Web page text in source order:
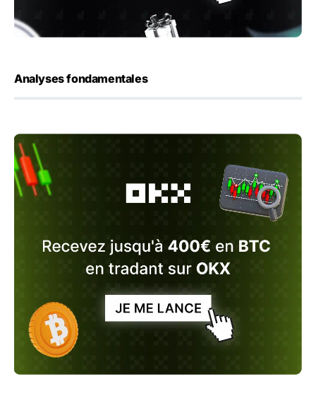
Analyses fondamentales